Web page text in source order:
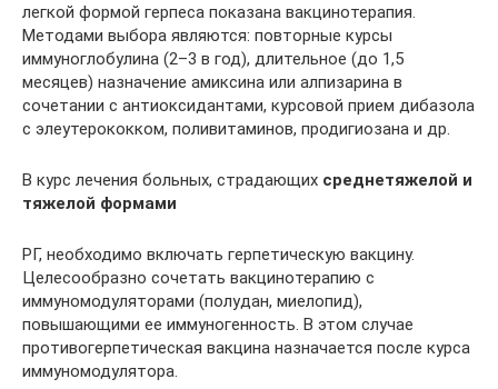
легкой формой герпеса показана вакцинотерапия.
Методами выбора являются: повторные курсы
иммуноглобулина (2–3 в год), длительное (до 1,5
месяцев) назначение амиксина или алпизарина в
сочетании с антиоксидантами, курсовой прием дибазола
с элеутерококком, поливитаминов, продигиозана и др.
В курс лечения больных, страдающих среднетяжелой и
тяжелой формами
РГ, необходимо включать герпетическую вакцину.
Целесообразно сочетать вакцинотерапию с
иммуномодуляторами (полудан, миелопид),
повышающими ее иммуногенность. В этом случае
противогерпетическая вакцина назначается после курса
иммуномодулятора.